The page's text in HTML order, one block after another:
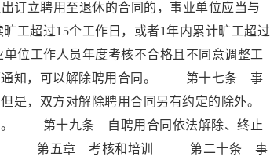
订立聘用至退休的合同的，事业单位应当与
超过15个工作日，或者1年内累计旷工超过
工作人员年度考核不合格且不同意调整工
面通知，可以解除聘用合同。 第十七条 事
是，双方对解除聘用合同另有约定的除外。
。 第十九条 自聘用合同依法解除、终止
终止。 第五章 考核和培训 第二十条 事